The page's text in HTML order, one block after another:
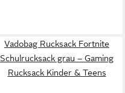
Vadobag Rucksack Fortnite
Schulrucksack grau – Gaming
Rucksack Kinder & Teens